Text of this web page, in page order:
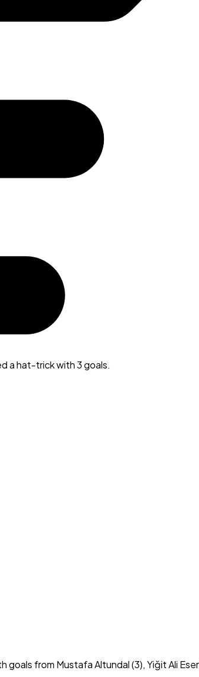
a hat-trick with 3 goals.
from Mustafa Altundal (3), Yiğit Ali Eser